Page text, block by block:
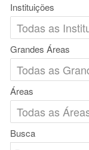
Instituições
Grandes Áreas
Áreas
Busca